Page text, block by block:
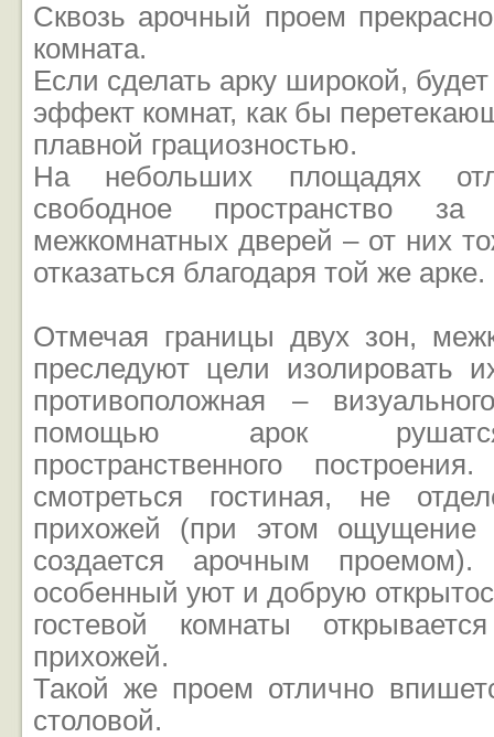
Сквозь арочный проем
комната.
Если сделать арку широкой,
эффект комнат, как бы
плавной грациозностью.
На небольших площадях
свободное пространство за
межкомнатных дверей – от них
отказаться благодаря той же арке.
Отмечая границы двух зон,
преследуют цели изолировать
противоположная –
помощью арок
пространственного
смотреться гостиная, не
прихожей (при этом ощущение
создается арочным проемом).
особенный уют и добрую
гостевой комнаты
прихожей.
Такой же проем отлично
столовой.